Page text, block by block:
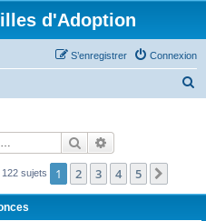
d'Adoption
Connexion
S’enregistrer
Rechercher
122 sujets 1 2 3 4 5